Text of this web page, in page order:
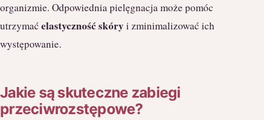
organizmie. Odpowiednia pielęgnacja może pomóc
utrzymać elastyczność skóryi zminimalizować ich
występowanie.
Jakie są skuteczne zabiegi
przeciwrozstępowe?